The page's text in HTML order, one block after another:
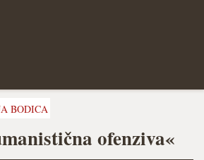
BODICA
ofenziva«